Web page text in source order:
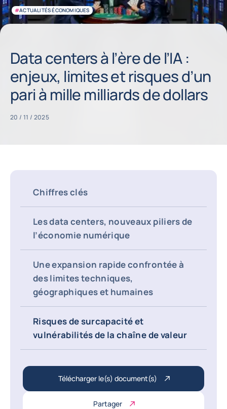
#ACTUALITÉS ÉCONOMIQUES
Data centers à l’ère de l’IA :
enjeux, limites et risques d’un
pari à mille milliards de dollars
20 / 11 / 2025
Chiffres clés
Les data centers, nouveaux piliers de
l’économie numérique
Une expansion rapide confrontée à
des limites techniques,
géographiques et humaines
Risques de surcapacité et
vulnérabilités de la chaîne de valeur
Télécharger le(s) document(s)
Partager